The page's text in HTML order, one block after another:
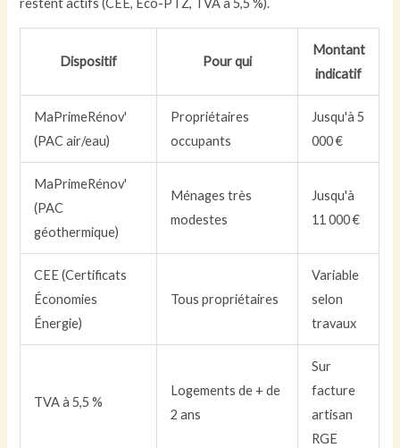
Dispositif Pour qui
Montant
indicatif
MaPrimeRénov'
(PAC air/eau)
Propriétaires
occupants
Jusqu'à 5
000 €
MaPrimeRénov'
(PAC
géothermique)
Ménages très
modestes
Jusqu'à
11 000 €
CEE (Certificats
Économies
Énergie)
Tous propriétaires
Variable
selon
travaux
TVA à 5,5 %
Logements de + de
2 ans
Sur
facture
artisan
RGE